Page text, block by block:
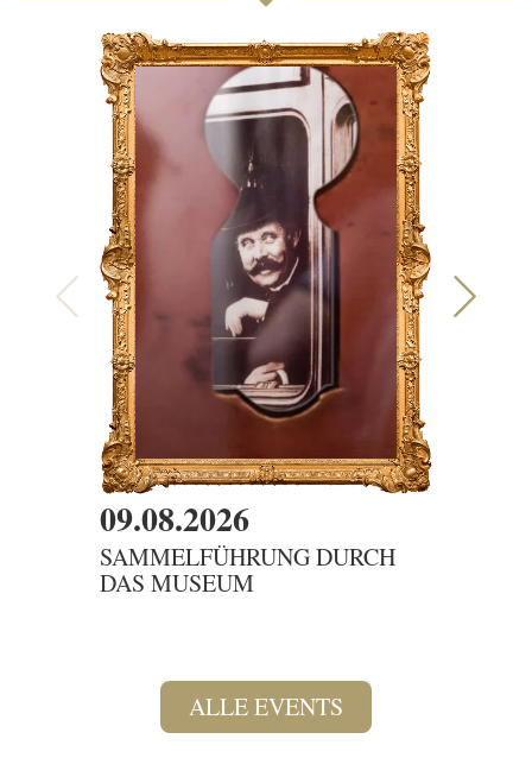
09.08.2026
SAMMELFÜHRUNG DURCH
DAS MUSEUM
ALLE EVENTS